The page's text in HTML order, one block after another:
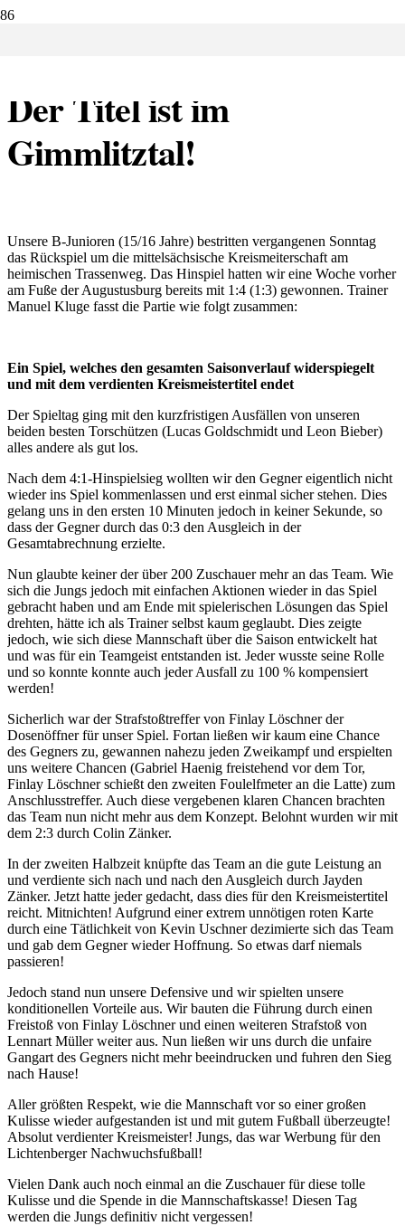
Der Titel ist im
Gimmlitztal!
Unsere B-Junioren (15/16 Jahre) bestritten vergangenen Sonntag
das Rückspiel um die mittelsächsische Kreismeiterschaft am
heimischen Trassenweg. Das Hinspiel hatten wir eine Woche vorher
am Fuße der Augustusburg bereits mit 1:4 (1:3) gewonnen. Trainer
Manuel Kluge fasst die Partie wie folgt zusammen:
Ein Spiel, welches den gesamten Saisonverlauf widerspiegelt
und mit dem verdienten Kreismeistertitel endet
Der Spieltag ging mit den kurzfristigen Ausfällen von unseren
beiden besten Torschützen (Lucas Goldschmidt und Leon Bieber)
alles andere als gut los.
Nach dem 4:1-Hinspielsieg wollten wir den Gegner eigentlich nicht
wieder ins Spiel kommenlassen und erst einmal sicher stehen. Dies
gelang uns in den ersten 10 Minuten jedoch in keiner Sekunde, so
dass der Gegner durch das 0:3 den Ausgleich in der
Gesamtabrechnung erzielte.
Nun glaubte keiner der über 200 Zuschauer mehr an das Team. Wie
sich die Jungs jedoch mit einfachen Aktionen wieder in das Spiel
gebracht haben und am Ende mit spielerischen Lösungen das Spiel
drehten, hätte ich als Trainer selbst kaum geglaubt. Dies zeigte
jedoch, wie sich diese Mannschaft über die Saison entwickelt hat
und was für ein Teamgeist entstanden ist. Jeder wusste seine Rolle
und so konnte konnte auch jeder Ausfall zu 100 % kompensiert
werden!
Sicherlich war der Strafstoßtreffer von Finlay Löschner der
Dosenöffner für unser Spiel. Fortan ließen wir kaum eine Chance
des Gegners zu, gewannen nahezu jeden Zweikampf und erspielten
uns weitere Chancen (Gabriel Haenig freistehend vor dem Tor,
Finlay Löschner schießt den zweiten Foulelfmeter an die Latte) zum
Anschlusstreffer. Auch diese vergebenen klaren Chancen brachten
das Team nun nicht mehr aus dem Konzept. Belohnt wurden wir mit
dem 2:3 durch Colin Zänker.
In der zweiten Halbzeit knüpfte das Team an die gute Leistung an
und verdiente sich nach und nach den Ausgleich durch Jayden
Zänker. Jetzt hatte jeder gedacht, dass dies für den Kreismeistertitel
reicht. Mitnichten! Aufgrund einer extrem unnötigen roten Karte
durch eine Tätlichkeit von Kevin Uschner dezimierte sich das Team
und gab dem Gegner wieder Hoffnung. So etwas darf niemals
passieren!
Jedoch stand nun unsere Defensive und wir spielten unsere
konditionellen Vorteile aus. Wir bauten die Führung durch einen
Freistoß von Finlay Löschner und einen weiteren Strafstoß von
Lennart Müller weiter aus. Nun ließen wir uns durch die unfaire
Gangart des Gegners nicht mehr beeindrucken und fuhren den Sieg
nach Hause!
Aller größten Respekt, wie die Mannschaft vor so einer großen
Kulisse wieder aufgestanden ist und mit gutem Fußball überzeugte!
Absolut verdienter Kreismeister! Jungs, das war Werbung für den
Lichtenberger Nachwuchsfußball!
Vielen Dank auch noch einmal an die Zuschauer für diese tolle
Kulisse und die Spende in die Mannschaftskasse! Diesen Tag
werden die Jungs definitiv nicht vergessen!